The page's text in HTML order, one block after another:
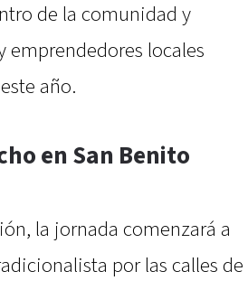
de la comunidad y
locales
año.
en San Benito
la jornada comenzará a
por las calles de